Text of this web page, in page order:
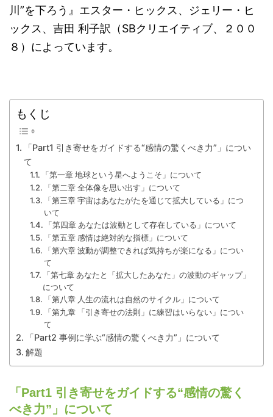
川”を下ろう』エスター・ヒックス、ジェリー・ヒ
ックス、吉田 利子訳（SBクリエイティブ、２００
８）によっています。
もくじ
「Part1 引き寄せをガイドする“感情の驚くべき力”」につい
て
「第一章 地球という星へようこそ」について
「第二章 全体像を思い出す」について
「第三章 宇宙はあなたがたを通じて拡大している」につ
いて
「第四章 あなたは波動として存在している」について
「第五章 感情は絶対的な指標」について
「第六章 波動が調整できれば気持ちが楽になる」につい
て
「第七章 あなたと「拡大したあなた」の波動のギャップ」
について
「第八章 人生の流れは自然のサイクル」について
「第九章 「引き寄せの法則」に練習はいらない」につい
て
「Part2 事例に学ぶ“感情の驚くべき力”」について
解題
「Part1 引き寄せをガイドする“感情の驚く
べき力”」について